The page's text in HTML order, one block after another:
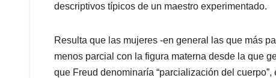
descriptivos típicos de un maestro experimentado.
Resulta que las mujeres -en general las que más
menos parcial con la figura materna desde la que
que Freud denominaría “parcialización del